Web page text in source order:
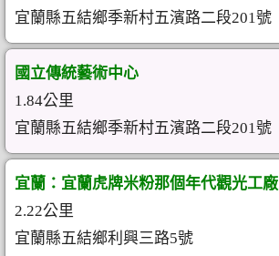
宜蘭縣五結鄉季新村五濱路二段201號
國立傳統藝術中心
1.84公里
宜蘭縣五結鄉季新村五濱路二段201號
宜蘭：宜蘭虎牌米粉那個年代觀光工廠
2.22公里
宜蘭縣五結鄉利興三路5號